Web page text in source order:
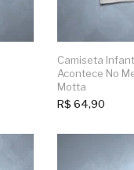
Camiseta
Acontece No
Motta
R$ 64,90